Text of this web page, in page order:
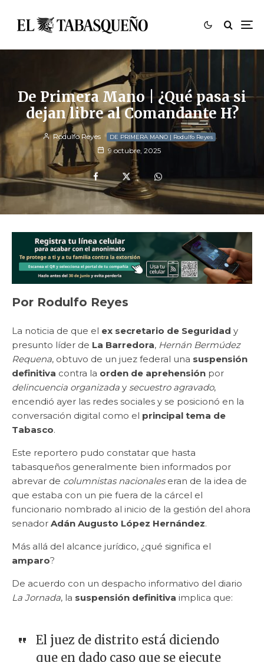
De Primera Mano | ¿Qué pasa si
dejan libre al Comandante H?
Rodulfo Reyes DE PRIMERA MANO | Rodulfo Reyes
9 octubre, 2025
Por Rodulfo Reyes
La noticia de que el ex secretario de Seguridad y
presunto líder de La Barredora, Hernán Bermúdez
Requena, obtuvo de un juez federal una suspensión
definitiva contra la orden de aprehensión por
delincuencia organizada y secuestro agravado,
encendió ayer las redes sociales y se posicionó en la
conversación digital como el principal tema de
Tabasco.
Este reportero pudo constatar que hasta
tabasqueños generalmente bien informados por
abrevar de columnistas nacionaleseran de la idea de
que estaba con un pie fuera de la cárcel el
funcionario nombrado al inicio de la gestión del ahora
senador Adán Augusto López Hernández.
Más allá del alcance jurídico, ¿qué significa el
amparo?
De acuerdo con un despacho informativo del diario
La Jornada, la suspensión definitiva implica que:
El juez de distrito está diciendo
que en dado caso que se ejecute